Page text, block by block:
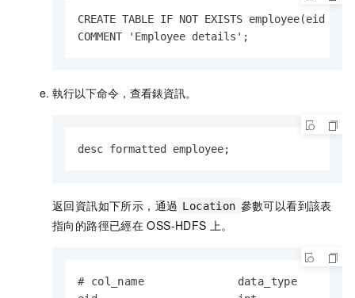
CREATE TABLE IF NOT EXISTS
COMMENT 'Employee details';
執行以下命令，查看錶資訊。
desc formatted employee;
返回資訊如下所示，通過 Location 參數可以看到該表
指向的路徑已經在 OSS-HDFS 上。
# col_name              data_type